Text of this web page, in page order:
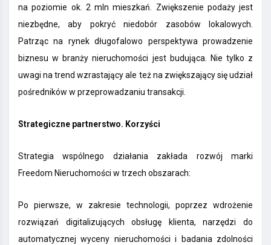
na poziomie ok. 2 mln mieszkań. Zwiększenie podaży jest
niezbędne, aby pokryć niedobór zasobów lokalowych.
Patrząc na rynek długofalowo perspektywa prowadzenie
biznesu w branży nieruchomości jest budująca. Nie tylko z
uwagi na trend wzrastający ale też na zwiększający się udział
pośredników w przeprowadzaniu transakcji.
Strategiczne partnerstwo. Korzyści
Strategia wspólnego działania zakłada rozwój marki
Freedom Nieruchomości w trzech obszarach:
Po pierwsze, w zakresie technologii, poprzez wdrożenie
rozwiązań digitalizujących obsługę klienta, narzędzi do
automatycznej wyceny nieruchomości i badania zdolności